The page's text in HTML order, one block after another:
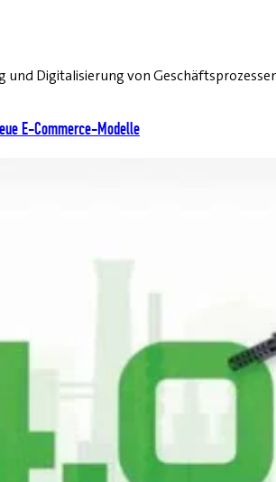
und Digitalisierung von
E-Commerce-Modelle